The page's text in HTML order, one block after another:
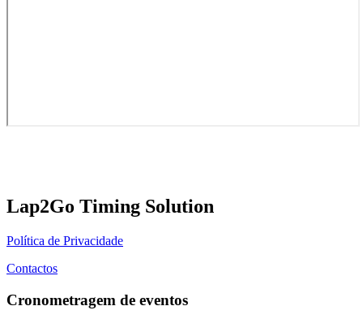
Lap2Go Timing Solution
Política de Privacidade
Contactos
Cronometragem de eventos